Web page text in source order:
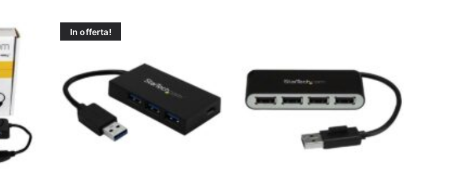
In offerta!